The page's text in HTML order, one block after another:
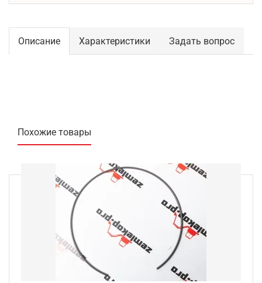
Описание Характеристики Задать вопрос
Похожие товары